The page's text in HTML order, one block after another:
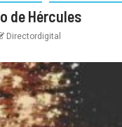
de Hércules
Directordigital